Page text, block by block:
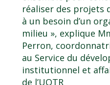
réaliser des projets
à un besoin d’un
milieu », explique
Perron,
au Service du
institutionnel et
de l’UQTR